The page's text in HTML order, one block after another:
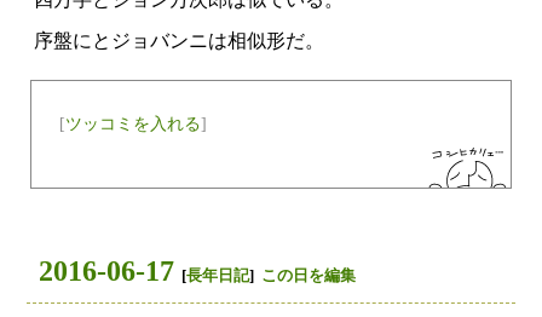
序盤にとジョバンニは相似形だ。
[ツッコミを入れる]
2016-06-17 [長年日記] この日を編集